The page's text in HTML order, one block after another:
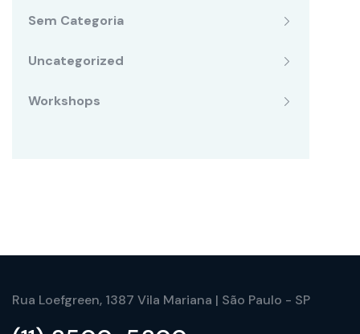
Sem Categoria
Uncategorized
Workshops
Rua Loefgreen, 1387 Vila Mariana | São Paulo - SP